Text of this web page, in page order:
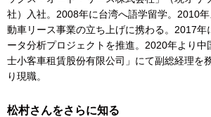
社）入社。2008年に台湾へ語学留学。2010
動車リース事業の立ち上げに携わる。2017年
ータ分析プロジェクトを推進。2020年より中
士小客車租賃股份有限公司」にて副総経理を
り現職。
松村さんをさらに知る